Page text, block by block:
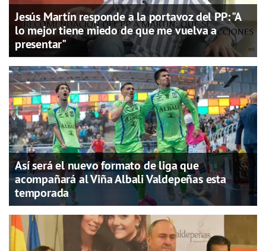
Jesús Martín responde a la portavoz del PP: "A
lo mejor tiene miedo de que me vuelva a
presentar"
Así será el nuevo formato de liga que
acompañará al Viña Albali Valdepeñas esta
temporada